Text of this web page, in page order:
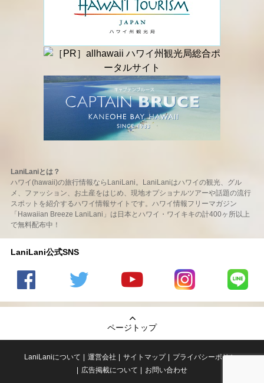
LaniLaniとは？
ハワイ(hawaii)の旅行情報ならLaniLani。LaniLaniはハワイの観光、グル
メ、ファッション、お土産をはじめ、現地オプショナルツアーや話題の流行
スポットを紹介するハワイ情報サイトです。ハワイ情報フリーマガジン
「Hawaiian Breeze LaniLani」は日本とハワイ・ワイキキの計400ヶ所以上
で無料配布中！
LaniLani公式SNS
の
のtwitter
の
Youtube
チャンネ
LaniLani
LaniLani
ページトップ
LaniLaniについて 運営会社 サイトマップ
プライバシーポリシー
広告掲載について
お問い合わせ